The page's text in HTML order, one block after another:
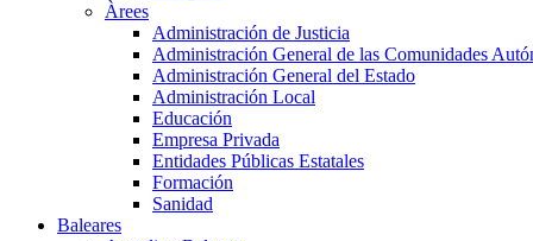
Àrees
Administración de Justicia
Administración General de las Comunidades
Administración General del Estado
Administración Local
Educación
Empresa Privada
Entidades Públicas Estatales
Formación
Sanidad
Baleares